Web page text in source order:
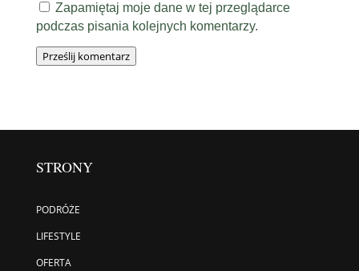
Zapamiętaj moje dane w tej przeglądarce
podczas pisania kolejnych komentarzy.
Prześlij komentarz
STRONY
PODRÓŻE
LIFESTYLE
OFERTA